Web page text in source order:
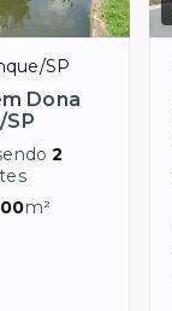
SP
Dona
2
m²